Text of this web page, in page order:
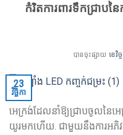
កំរិតការពារទឹកជ្រាបន
បានចុះផ្សាយខេវិ
23
វិច្ឆិកា
អេក្រង់ដែលនាំឱ្យជ្រាបចូលនៃអ
យូរមកហើយ. ជាមួយនឹងការអភិវឌ្